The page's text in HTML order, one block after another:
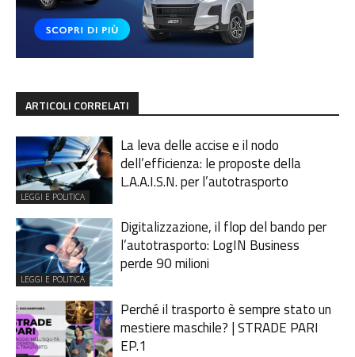
ARTICOLI CORRELATI
LEGGI E POLITICA
La leva delle accise e il nodo
dell’efficienza: le proposte della
L.A.A.I.S.N. per l’autotrasporto
LEGGI E POLITICA
Digitalizzazione, il flop del bando per
l’autotrasporto: LogIN Business
perde 90 milioni
Perché il trasporto è sempre stato un
mestiere maschile? | STRADE PARI
EP.1